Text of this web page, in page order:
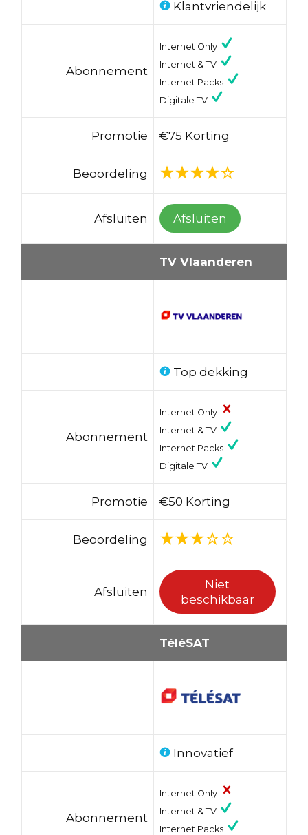
Klantvriendelijk
Abonnement
Internet Only
Internet & TV
Internet Packs
Digitale TV
Promotie €75 Korting
Beoordeling
Afsluiten Afsluiten
TV Vlaanderen
Top dekking
Abonnement
Internet Only
Internet & TV
Internet Packs
Digitale TV
Promotie €50 Korting
Beoordeling
Afsluiten
Niet
beschikbaar
TéléSAT
Innovatief
Abonnement
Internet Only
Internet & TV
Internet Packs